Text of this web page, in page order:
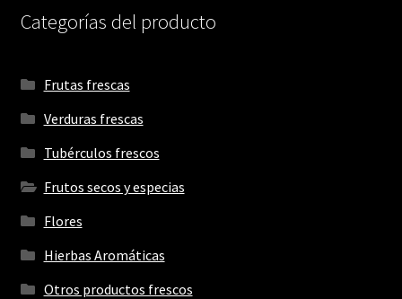
Categorías del producto
Frutas frescas
Verduras frescas
Tubérculos frescos
Frutos secos y especias
Flores
Hierbas Aromáticas
Otros productos frescos